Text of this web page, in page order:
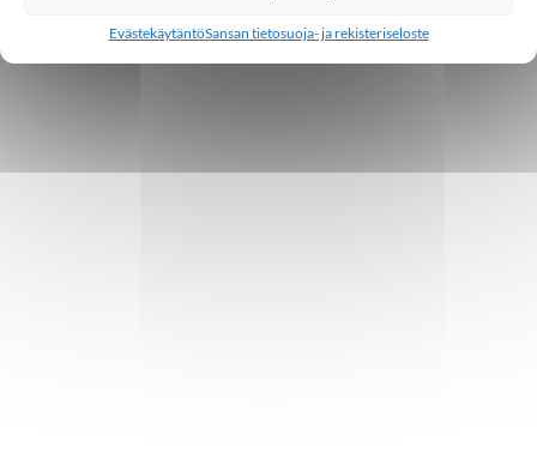
EvästekäytäntöSansan tietosuoja- ja rekisteriseloste